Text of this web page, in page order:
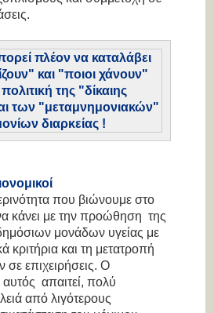
πλέον να καταλάβει
και "ποιοι χάνουν"
της "δίκαιης
των "μεταμνημονιακών"
διαρκείας !
που βιώνουμε στο
κάνει με την προώθηση της
μονάδων υγείας με
κριτήρια και τη μετατροπή
επιχειρήσεις. Ο
απαιτεί, πολύ
από λιγότερους